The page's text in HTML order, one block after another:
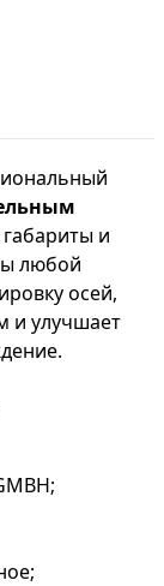
и
любой
осей,
и улучшает